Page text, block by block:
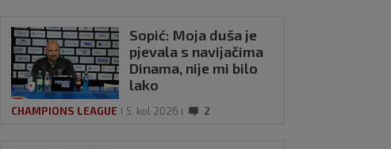
Sopić: Moja duša je
pjevala s navijačima
Dinama, nije mi bilo
lako
CHAMPIONS LEAGUE 5. kol 2026 2